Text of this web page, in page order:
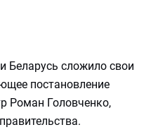
Беларусь сложило свои
постановление
Роман Головченко,